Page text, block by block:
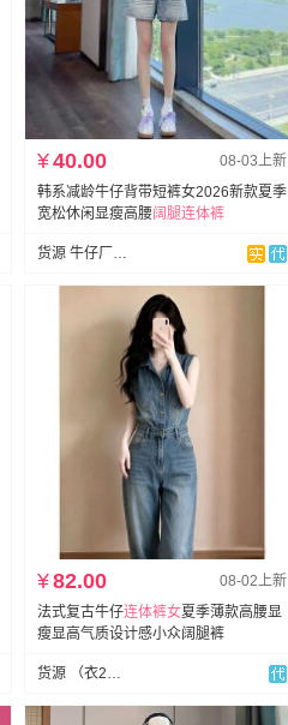
08-03上新
¥40.00
韩系减龄牛仔背带短裤女2026新款夏季
宽松休闲显瘦高腰阔腿连体裤
货源 牛仔厂供应链
08-02上新
¥82.00
法式复古牛仔连体裤女夏季薄款高腰显
瘦显高气质设计感小众阔腿裤
货源 （衣23）上架就是现货